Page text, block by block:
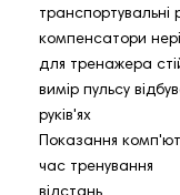
транспортувальні
компенсатори
для тренажера
вимір пульсу
руків'ях
Показання
час тренування